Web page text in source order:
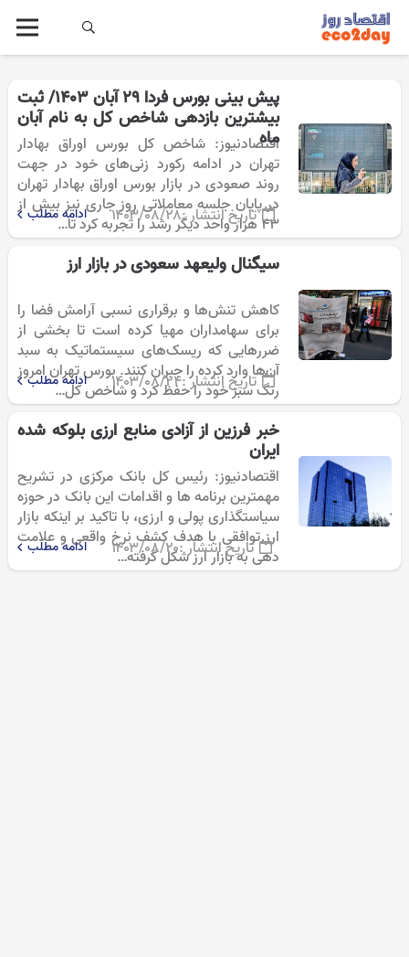
پیش‌ بینی بورس فردا 29 آبان 1403/ ثبت
بیشترین بازدهی شاخص کل به نام آبان
ماه
اقتصادنیوز: شاخص کل بورس اوراق بهادار
تهران در ادامه رکورد زنی‌های خود در جهت
روند صعودی در بازار بورس اوراق بهادار تهران
در پایان جلسه معاملاتی روز جاری نیز بیش از
43 هزار واحد دیگر رشد را تجربه کرد تا… تاریخ انتشار :۱۴۰۳/۰۸/۲۸ ادامه مطلب
سیگنال ولیعهد سعودی در بازار ارز
کاهش تنش‌ها و برقراری نسبی آرامش فضا را
برای سهامداران مهیا کرده است تا بخشی از
ضررهایی که ریسک‌های سیستماتیک به سبد
آن‌ها وارد کرده را جبران کنند. بورس تهران امروز
رنگ سبز خود را حفظ کرد و شاخص کل…
تاریخ انتشار :۱۴۰۳/۰۸/۲۴ ادامه مطلب
خبر فرزین از آزادی منابع ارزی بلوکه شده
ایران
اقتصادنیوز: رئیس کل بانک مرکزی در تشریح
مهمترین برنامه ها و اقدامات این بانک در حوزه
سیاستگذاری پولی و ارزی، با تاکید بر اینکه بازار
ارز توافقی با هدف کشف نرخ واقعی و علامت
دهی به بازار ارز شکل گرفته…
تاریخ انتشار :۱۴۰۳/۰۸/۲۰ ادامه مطلب